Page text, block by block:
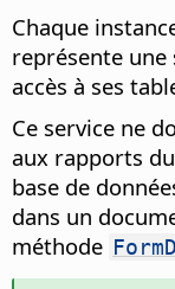
Chaque
représente une
accès à ses
Ce service ne
aux rapports
base de
dans un
méthode